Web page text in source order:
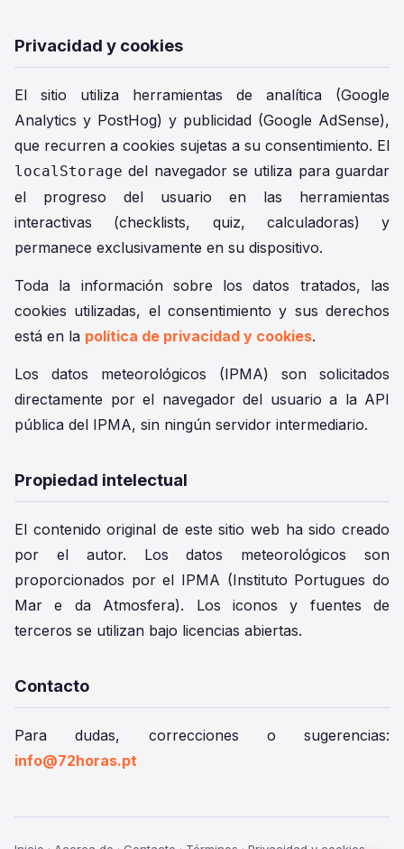
Privacidad y cookies
El sitio utiliza herramientas de analítica (Google
Analytics y PostHog) y publicidad (Google AdSense),
que recurren a cookies sujetas a su consentimiento. El
localStorage del navegador se utiliza para guardar
el progreso del usuario en las herramientas
interactivas (checklists, quiz, calculadoras) y
permanece exclusivamente en su dispositivo.
Toda la información sobre los datos tratados, las
cookies utilizadas, el consentimiento y sus derechos
está en la política de privacidad y cookies.
Los datos meteorológicos (IPMA) son solicitados
directamente por el navegador del usuario a la API
pública del IPMA, sin ningún servidor intermediario.
Propiedad intelectual
El contenido original de este sitio web ha sido creado
por el autor. Los datos meteorológicos son
proporcionados por el IPMA (Instituto Portugues do
Mar e da Atmosfera). Los iconos y fuentes de
terceros se utilizan bajo licencias abiertas.
Contacto
Para dudas, correcciones o sugerencias:
info@72horas.pt